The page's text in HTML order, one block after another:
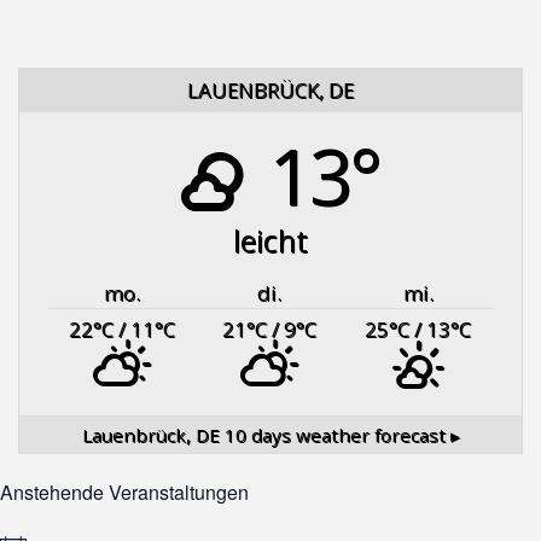
LAUENBRÜCK, DE
13°
leicht
mo. di.
mi.
22°C/ 11°C 21°C/ 9°C 25°C/ 13°C
Lauenbrück, DE10 days weather forecast ▸
Anstehende Veranstaltungen